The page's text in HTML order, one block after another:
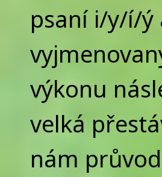
psaní i/y/í/ý
výkonu
velká
nám